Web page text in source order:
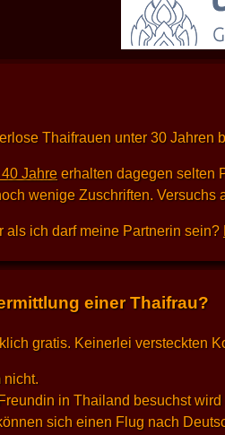
Thaifrauen unter 30
Jahre erhalten dagegen selten
wenige Zuschriften. Versuchs
als ich darf meine Partnerin sein?
einer Thaifrau?
gratis. Keinerlei versteckten
nicht.
in Thailand besuchst
sich einen Flug nach